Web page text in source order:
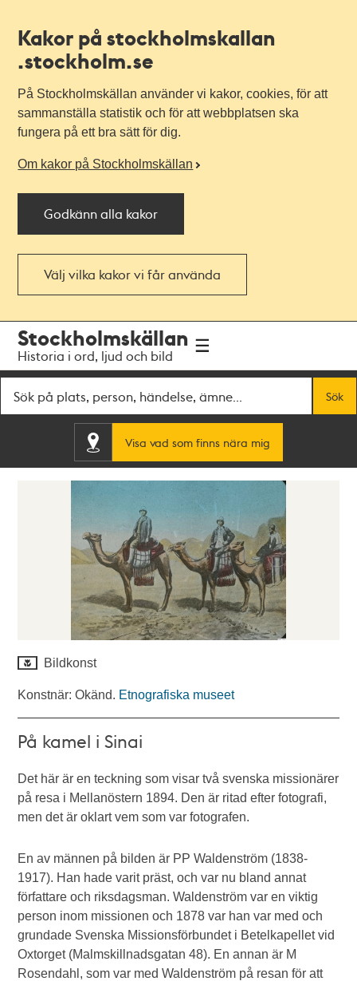
Kakor på stockholmskallan
.stockholm.se
På Stockholmskällan använder vi kakor, cookies, för att
sammanställa statistik och för att webbplatsen ska
fungera på ett bra sätt för dig.
Om kakor på Stockholmskällan
Godkänn alla kakor
Välj vilka kakor vi får använda
navigationen
huvudinnehållet
Stockholmskällan
Historia i ord, ljud och bild
Sök
Visa vad som finns nära mig
Bildkonst
Konstnär: Okänd. Etnografiska museet
På kamel i Sinai
Det här är en teckning som visar två svenska missionärer
på resa i Mellanöstern 1894. Den är ritad efter fotografi,
men det är oklart vem som var fotografen.
En av männen på bilden är PP Waldenström (1838-
1917). Han hade varit präst, och var nu bland annat
författare och riksdagsman. Waldenström var en viktig
person inom missionen och 1878 var han var med och
grundade Svenska Missionsförbundet i Betelkapellet vid
Oxtorget (Malmskillnadsgatan 48). En annan är M
Rosendahl, som var med Waldenström på resan för att